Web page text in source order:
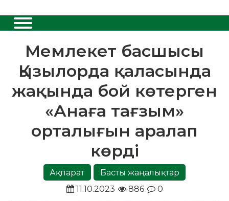
Мемлекет басшысы
Қызылорда қаласында
жақында бой көтерген
«Анаға тағзым»
орталығын аралап
көрді
Ақпарат
Басты жаңалықтар
11.10.2023
886 0